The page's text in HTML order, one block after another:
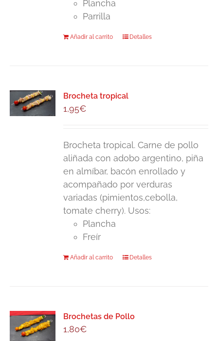
producto
Plancha
Parrilla
Añadir al carrito Detalles
Brocheta tropical
1,95€
Brocheta tropical. Carne de pollo
aliñada con adobo argentino, piña
en almíbar, bacón enrollado y
acompañado por verduras
variadas (pimientos,cebolla,
tomate cherry). Usos:
Plancha
Freír
Añadir al carrito Detalles
Brochetas de Pollo
1,80€